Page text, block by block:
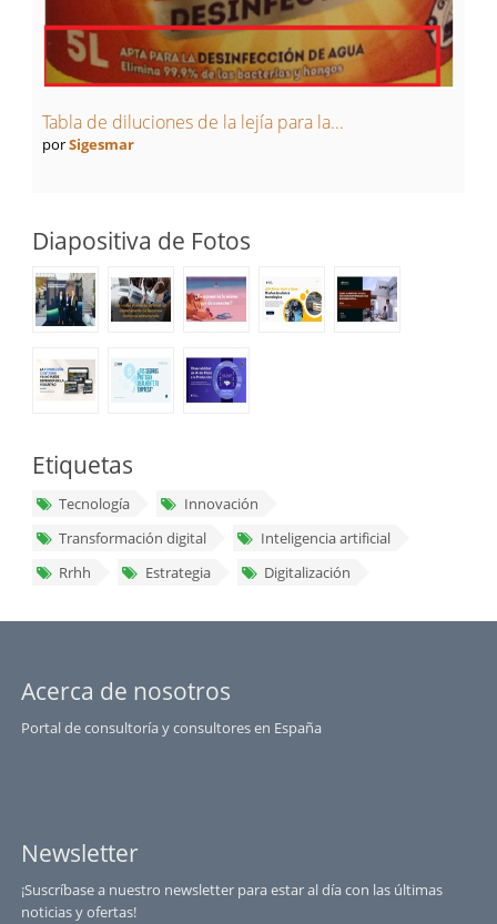
Tabla de diluciones de la lejía para la...
porSigesmar
Diapositiva de Fotos
Etiquetas
Tecnología
Innovación
Transformación digital
Inteligencia artificial
Rrhh
Estrategia Digitalización
Acerca de nosotros
Portal de consultoría y consultores en España
Newsletter
¡Suscríbase a nuestro newsletter para estar al día con las últimas
noticias y ofertas!